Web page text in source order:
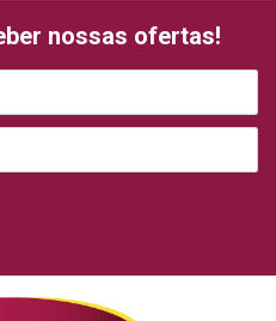
nossas ofertas!